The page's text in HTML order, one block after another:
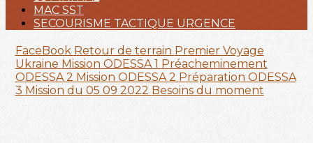
MAC SST
SECOURISME TACTIQUE URGENCE
FaceBook Retour de terrain Premier Voyage
Ukraine Mission ODESSA 1 Préacheminement
ODESSA 2 Mission ODESSA 2 Préparation ODESSA
3 Mission du 05 09 2022 Besoins du moment